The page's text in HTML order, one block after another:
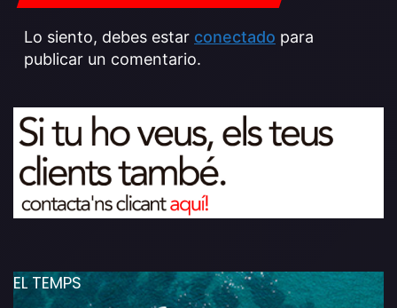
Lo siento, debes estar conectado para
publicar un comentario.
EL TEMPS